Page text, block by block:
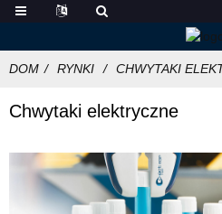
DOM RYNKI CHWYTAKI
Chwytaki elektryczne